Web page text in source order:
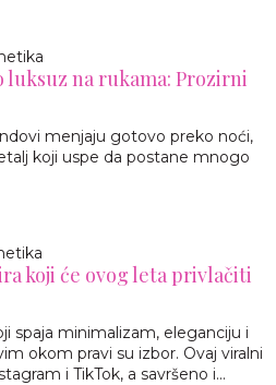
na rukama: Prozirni
menjaju gotovo preko noći,
koji uspe da postane mnogo
koji će ovog leta privlačiti
spaja minimalizam, eleganciju i
okom pravi su izbor. Ovaj viralni
i TikTok, a savršeno i...